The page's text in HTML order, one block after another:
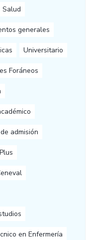
Salud
generales
Universitario
Foráneos
admisión
en Enfermería